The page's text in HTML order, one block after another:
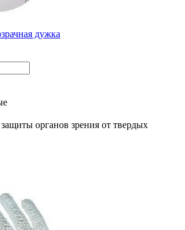
дужка
органов зрения от твердых